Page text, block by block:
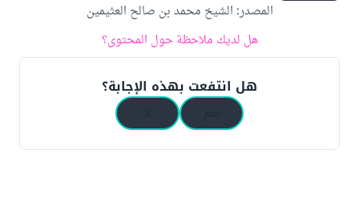
المصدر: الشيخ محمد بن صالح العثيمين
هل لديك ملاحظة حول المحتوى؟
هل انتفعت بهذه الإجابة؟